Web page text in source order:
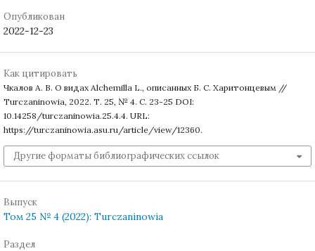
Опубликован
2022-12-23
Как цитировать
Чкалов А. В. О видах Alchemilla L., описанных Б. С. Харитонцевым //
Turczaninowia, 2022. Т. 25, № 4. С. 23-25 DOI:
10.14258/turczaninowia.25.4.4. URL:
https://turczaninowia.asu.ru/article/view/12360.
Другие форматы библиографических ссылок
Выпуск
Том 25 № 4 (2022): Turczaninowia
Раздел